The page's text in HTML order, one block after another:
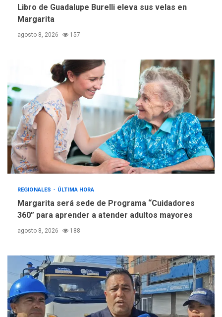
4
la altura de Macho Muerto
trabajan en diplomado para
creación y manejo de
estadísticas de turismo
Libro de Guadalupe Burelli eleva sus velas en
Margarita
agosto 8, 2026 157
REGIONALES ÚLTIMA HORA
Margarita será sede de Programa “Cuidadores
360” para aprender a atender adultos mayores
agosto 8, 2026 188